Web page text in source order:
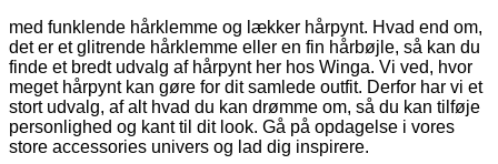
med funklende hårklemme og lækker hårpynt. Hvad end om,
det er et glitrende hårklemme eller en fin hårbøjle, så kan du
finde et bredt udvalg af hårpynt her hos Winga. Vi ved, hvor
meget hårpynt kan gøre for dit samlede outfit. Derfor har vi et
stort udvalg, af alt hvad du kan drømme om, så du kan tilføje
personlighed og kant til dit look. Gå på opdagelse i vores
store accessories univers og lad dig inspirere.